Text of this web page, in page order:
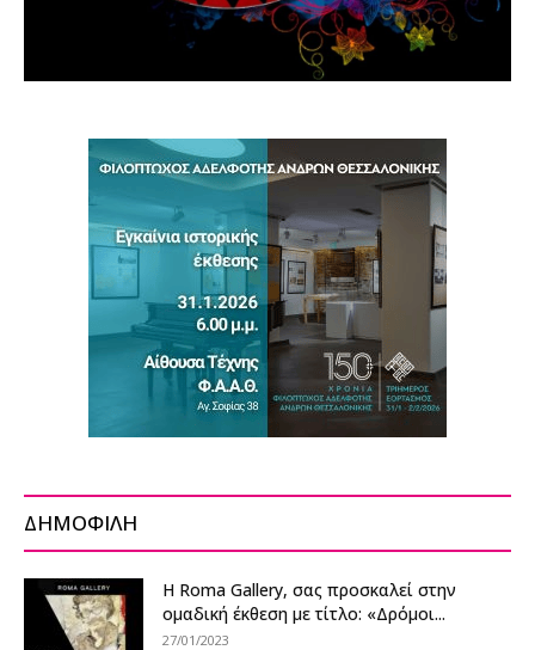
ΔΗΜΟΦΙΛΗ
Η Roma Gallery, σας προσκαλεί στην
ομαδική έκθεση με τίτλο: «Δρόμοι...
27/01/2023